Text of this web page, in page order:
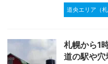
道央エリア（札
札幌から1
道の駅や